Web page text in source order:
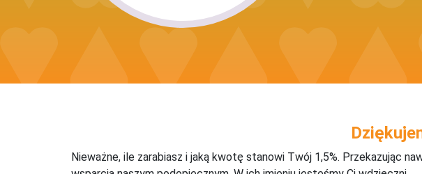
Nieważne, ile zarabiasz i jaką kwotę stanowi Twój 1,5%. Przekazując